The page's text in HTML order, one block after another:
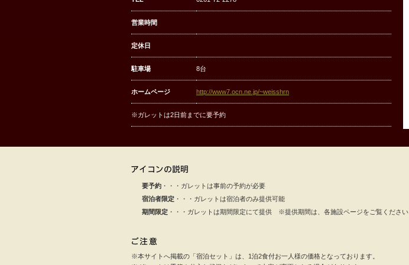
営業時間
定休日
駐車場 8台
ホームページ http://www7.ocn.ne.jp/~weisshrn
※ガレットは2日前までに要予約
要予約 ・・・ガレットは事前の予約が必要
宿泊者限定 ・・・ガレットは宿泊者のみ提供可能
期間限定 ・・・ガレットは期間限定にて提供 ※提供期間は、各施設ページをご覧ください
※本サイトへ掲載の「宿泊セット」は、1泊2食付お一人様の価格となっております。